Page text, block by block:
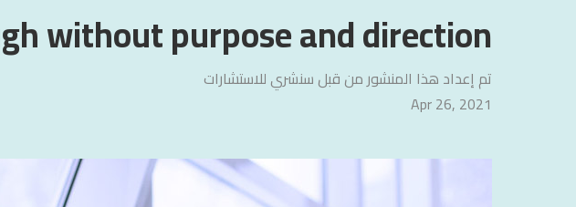
without purpose and direction
تم إعداد هذا المنشور من قبل سنشري للاستشارات
Apr 26, 2021